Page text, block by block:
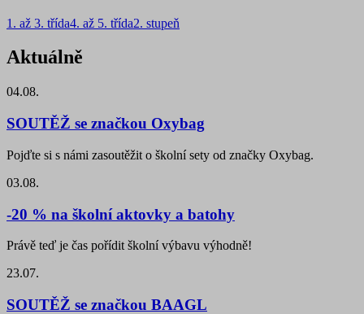
1. až 3. třída4. až 5. třída2. stupeň
Aktuálně
04.08.
SOUTĚŽ se značkou Oxybag
Pojďte si s námi zasoutěžit o školní sety od značky Oxybag.
03.08.
-20 % na školní aktovky a batohy
Právě teď je čas pořídit školní výbavu výhodně!
23.07.
SOUTĚŽ se značkou BAAGL